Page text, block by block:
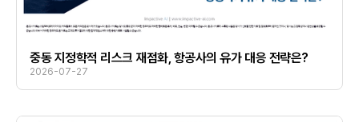
중동 지정학적 리스크 재점화, 항공사의 유가 대응 전략은?
2026-07-27